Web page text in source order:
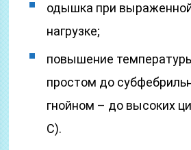
одышка при
нагрузке;
повышение
простом до
гнойном – до высоких
С).